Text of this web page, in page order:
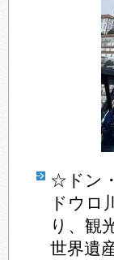
☆ドン
ドウロ
り、観
世界遺